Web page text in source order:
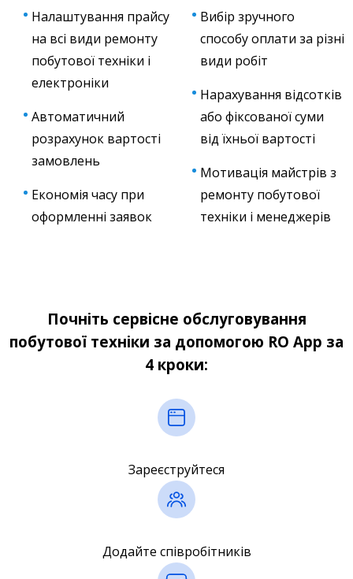
Налаштування прайсу
на всі види ремонту
побутової техніки і
електроніки
Автоматичний
розрахунок вартості
замовлень
Економія часу при
оформленні заявок
Вибір зручного
способу оплати за різні
види робіт
Нарахування відсотків
або фіксованої суми
від їхньої вартості
Мотивація майстрів з
ремонту побутової
техніки і менеджерів
Почніть сервісне обслуговування
побутової техніки за допомогою RO App за
4 кроки:
Зареєструйтеся
Додайте співробітників